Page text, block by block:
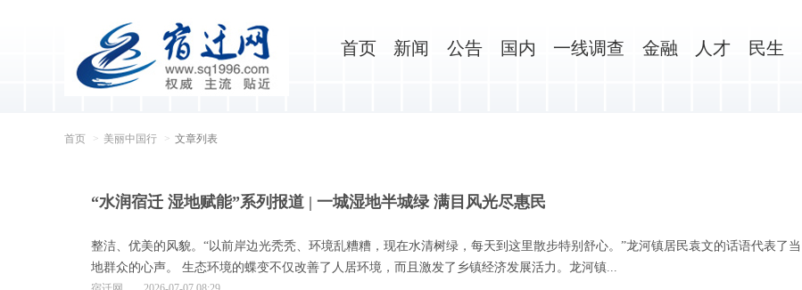
首页 新闻 公告 国内 一线调查 金融 人才 民生
首页 美丽中国行 文章列表
“水润宿迁 湿地赋能”系列报道 | 一城湿地半城绿 满目风光尽惠民
整洁、优美的风貌。“以前岸边光秃秃、环境乱糟糟，现在水清树绿，每天到这里散步特别舒心。”龙河镇居民袁文的话语代表了当
地群众的心声。 生态环境的蝶变不仅改善了人居环境，而且激发了乡镇经济发展活力。龙河镇...